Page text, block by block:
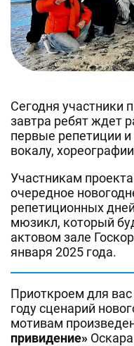
Сегодня участники
завтра ребят ждет
первые репетиции и
вокалу,
Участникам
очередное
репетиционных
мюзикл, который
актовом зале
января 2025 года.
Приоткроем для
году сценарий
мотивам
привидение»